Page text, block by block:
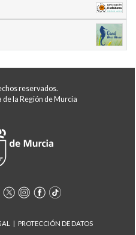
reservados.
la Región de Murcia
PROTECCIÓN DE DATOS